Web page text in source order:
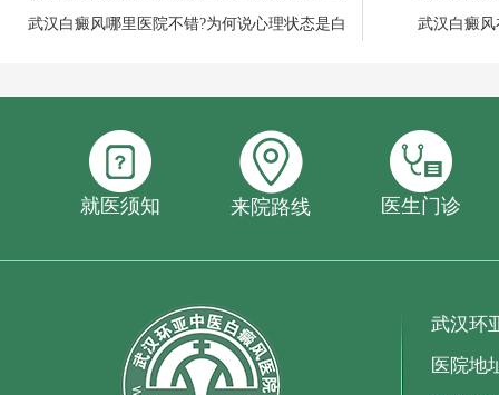
武汉白癜风哪里医院不错?为何说心理状态是白
武汉白癜
就医须知 来院路线 医生门诊
武汉环
医院地